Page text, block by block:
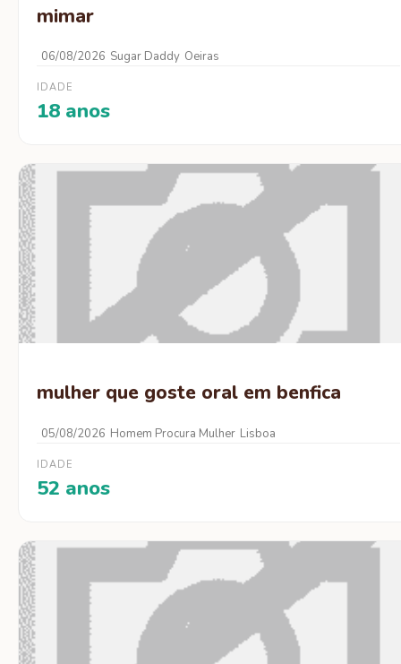
mimar
06/08/2026 Sugar Daddy Oeiras
IDADE
18 anos
mulher que goste oral em benfica
05/08/2026 Homem Procura Mulher Lisboa
IDADE
52 anos